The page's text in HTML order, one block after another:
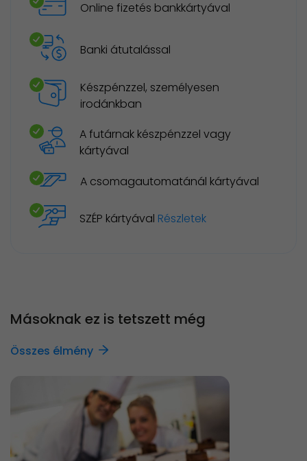
Online fizetés bankkártyával
Banki átutalással
Készpénzzel, személyesen
irodánkban
A futárnak készpénzzel vagy
kártyával
A csomagautomatánál kártyával
SZÉP kártyával Részletek
Másoknak ez is tetszett még
Összes élmény